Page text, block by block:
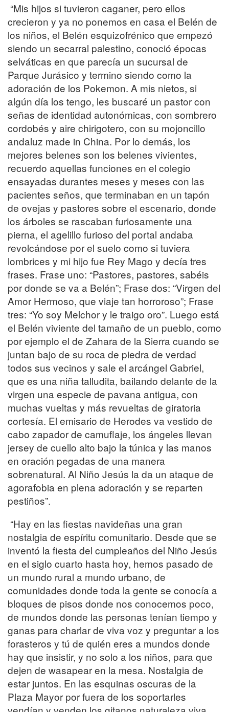
“Mis hijos si tuvieron caganer, pero ellos
crecieron y ya no ponemos en casa el Belén de
los niños, el Belén esquizofrénico que empezó
siendo un secarral palestino, conoció épocas
selváticas en que parecía un sucursal de
Parque Jurásico y termino siendo como la
adoración de los Pokemon. A mis nietos, si
algún día los tengo, les buscaré un pastor con
señas de identidad autonómicas, con sombrero
cordobés y aire chirigotero, con su mojoncillo
andaluz made in China. Por lo demás, los
mejores belenes son los belenes vivientes,
recuerdo aquellas funciones en el colegio
ensayadas durantes meses y meses con las
pacientes seños, que terminaban en un tapón
de ovejas y pastores sobre el escenario, donde
los árboles se rascaban furiosamente una
pierna, el agelillo furioso del portal andaba
revolcándose por el suelo como si tuviera
lombrices y mi hijo fue Rey Mago y decía tres
frases. Frase uno: “Pastores, pastores, sabéis
por donde se va a Belén”; Frase dos: “Virgen del
Amor Hermoso, que viaje tan horroroso”; Frase
tres: “Yo soy Melchor y le traigo oro”. Luego está
el Belén viviente del tamaño de un pueblo, como
por ejemplo el de Zahara de la Sierra cuando se
juntan bajo de su roca de piedra de verdad
todos sus vecinos y sale el arcángel Gabriel,
que es una niña talludita, bailando delante de la
virgen una especie de pavana antigua, con
muchas vueltas y más revueltas de giratoria
cortesía. El emisario de Herodes va vestido de
cabo zapador de camuflaje, los ángeles llevan
jersey de cuello alto bajo la túnica y las manos
en oración pegadas de una manera
sobrenatural. Al Niño Jesús la da un ataque de
agorafobia en plena adoración y se reparten
pestiños”.
“Hay en las fiestas navideñas una gran
nostalgia de espíritu comunitario. Desde que se
inventó la fiesta del cumpleaños del Niño Jesús
en el siglo cuarto hasta hoy, hemos pasado de
un mundo rural a mundo urbano, de
comunidades donde toda la gente se conocía a
bloques de pisos donde nos conocemos poco,
de mundos donde las personas tenían tiempo y
ganas para charlar de viva voz y preguntar a los
forasteros y tú de quién eres a mundos donde
hay que insistir, y no solo a los niños, para que
dejen de wasapear en la mesa. Nostalgia de
estar juntos. En las esquinas oscuras de la
Plaza Mayor por fuera de los soportarles